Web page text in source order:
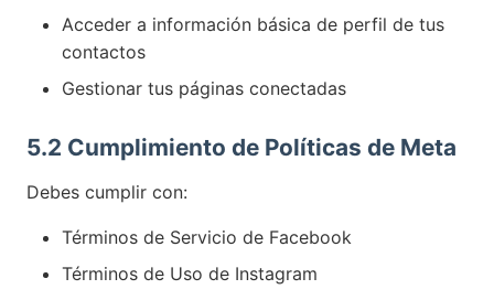
Acceder a información básica de perfil de tus
contactos
Gestionar tus páginas conectadas
5.2 Cumplimiento de Políticas de Meta
Debes cumplir con:
Términos de Servicio de Facebook
Términos de Uso de Instagram